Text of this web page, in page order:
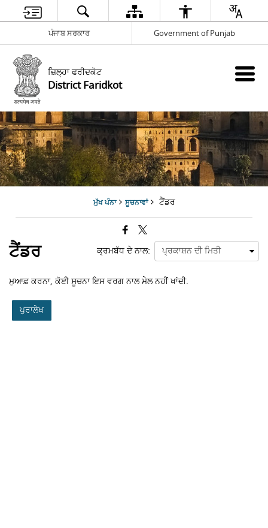
ਪੰਜਾਬ ਸਰਕਾਰ Government of Punjab
ਜ਼ਿਲ੍ਹਾ ਫਰੀਦਕੋਟ
District Faridkot
ਮੁੱਖ ਪੰਨਾ ਸੂਚਨਾਵਾਂ ਟੈਂਡਰ
ਟੈਂਡਰ ਕ੍ਰਮਬੱਧ ਦੇ ਨਾਲ:
ਮੁਆਫ਼ ਕਰਨਾ, ਕੋਈ ਸੂਚਨਾ ਇਸ ਵਰਗ ਨਾਲ ਮੇਲ ਨਹੀਂ ਖਾਂਦੀ.
ਪੁਰਾਲੇਖ